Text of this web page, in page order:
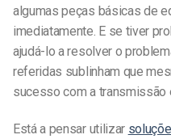
algumas peças básicas de
imediatamente. E se tiver
ajudá-lo a resolver o
referidas sublinham que
sucesso com a transmissão
Está a pensar utilizar